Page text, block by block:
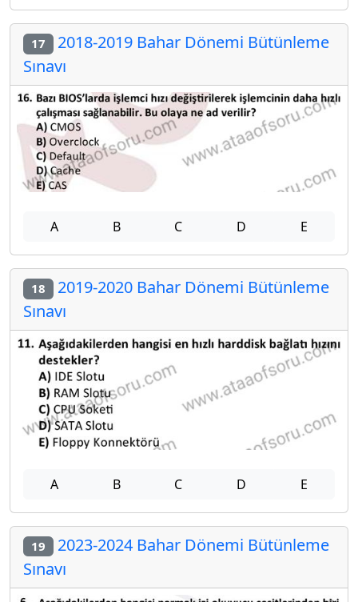
17 2018-2019 Bahar Dönemi Bütünleme
Sınavı
A B C D E
18 2019-2020 Bahar Dönemi Bütünleme
Sınavı
A B C D E
19 2023-2024 Bahar Dönemi Bütünleme
Sınavı